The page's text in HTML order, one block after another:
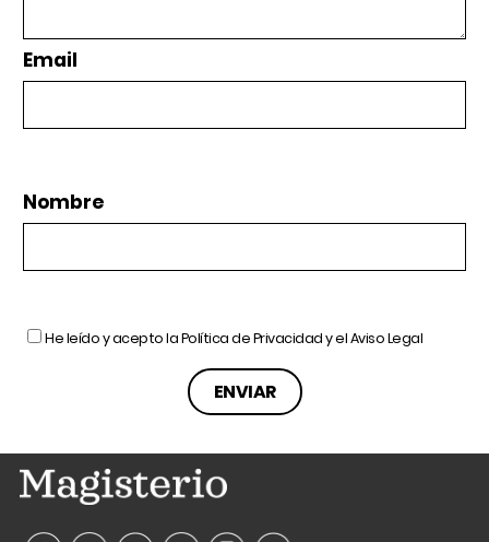
Email
Nombre
He leído y acepto laPolítica de Privacidady elAviso Legal